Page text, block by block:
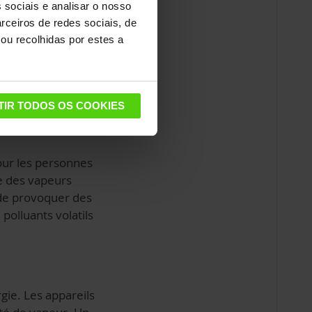
sociais e analisar o nosso
de redes sociais, de
recolhidas por estes a
TODOS OS COOKIES
finissent dans
et terrestre.
n'engendre
les personnes
vapeurs
provoquer des
volatils
Les appareils